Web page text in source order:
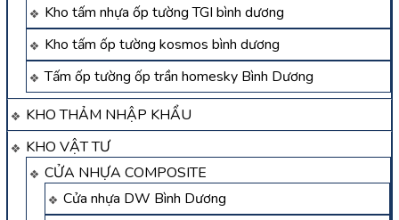
Kho tấm nhựa ốp tường TGI bình dương
Kho tấm ốp tường kosmos bình dương
Tấm ốp tường ốp trần homesky Bình Dương
KHO THẢM NHẬP KHẨU
KHO VẬT TƯ
CỬA NHỰA COMPOSITE
Cửa nhựa DW Bình Dương